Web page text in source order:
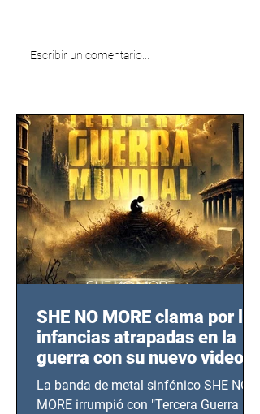
Escribir un comentario...
SHE NO MORE clama por las
infancias atrapadas en la
guerra con su nuevo video
TERCERA GUERRA
MUNDIAL
La banda de metal sinfónico SHE NO
MORE irrumpió con "Tercera Guerra